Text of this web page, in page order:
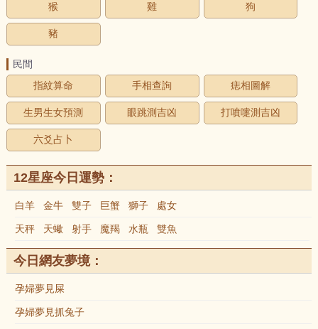
猴 雞 狗
豬
民間
指紋算命
手相查詢 痣相圖解
生男生女預測 眼跳測吉凶 打噴嚏測吉凶
六爻占卜
12星座今日運勢：
白羊 金牛 雙子 巨蟹 獅子 處女
天秤 天蠍 射手 魔羯 水瓶 雙魚
今日網友夢境：
孕婦夢見屎
孕婦夢見抓兔子